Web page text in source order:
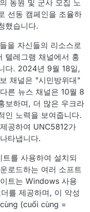
동원 및 군사 모집 노
선동 캠페인을 조율하
했습니다.
을 자신들의 리소스로
텔레그램 채널에서 홍
다. 2024년 9월 18일,
채널은 "시민방위대"
른 뉴스 채널은 10월 8
보하며, 더 많은 우크라
인 노력을 보여줍니다.
공하여 UNC5812가
타냅니다.
를 사용하여 설치되
로드하는 여러 소프트
트는 Windows 사용
를 제공하며, 이 악성
(cuối cùng =